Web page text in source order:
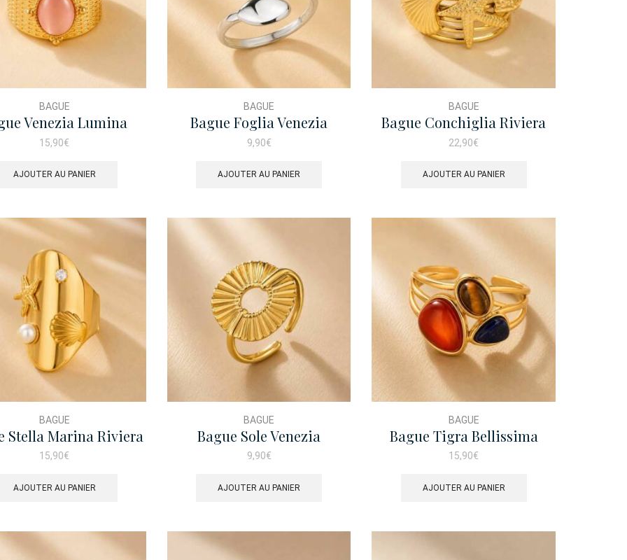
BAGUE
Venezia Lumina
15,90€
AJOUTER AU PANIER
BAGUE
Bague Foglia Venezia
9,90€
AJOUTER AU PANIER
BAGUE
Bague Conchiglia Riviera
22,90€
AJOUTER AU PANIER
BAGUE
Stella Marina Riviera
15,90€
AJOUTER AU PANIER
BAGUE
Bague Sole Venezia
9,90€
AJOUTER AU PANIER
BAGUE
Bague Tigra Bellissima
15,90€
AJOUTER AU PANIER